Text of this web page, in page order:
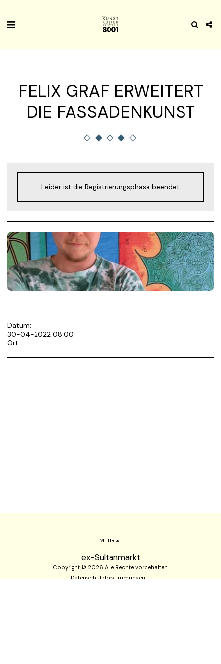
FELIX GRAF ERWEITERT
DIE FASSADENKUNST
Leider ist die Registrierungsphase beendet
Datum:
30-04-2022 08:00
Ort
ex-Sultanmarkt
Copyright © 2026 Alle Rechte vorbehalten.
Datenschutzbestimmungen
MEHR